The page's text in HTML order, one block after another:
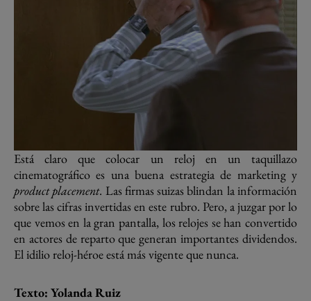
Está claro que colocar un reloj en un taquillazo
cinematográfico es una buena estrategia de marketing y
product placement. Las firmas suizas blindan la información
sobre las cifras invertidas en este rubro. Pero, a juzgar por lo
que vemos en la gran pantalla, los relojes se han convertido
en actores de reparto que generan importantes dividendos.
El idilio reloj-héroe está más vigente que nunca.
Texto: Yolanda Ruiz